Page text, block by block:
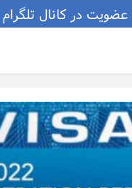
عضویت در کانال تلگرام